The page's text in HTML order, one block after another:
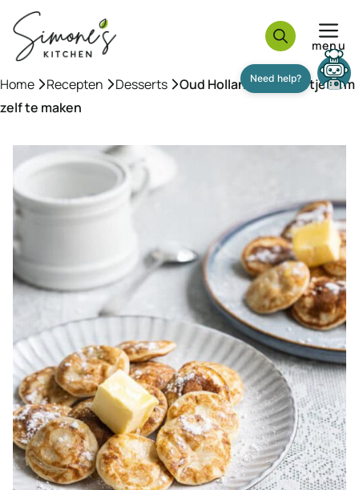
naar
inhoud
menu
Home »Recepten »Desserts »Oud Hollandse poffertjes om
zelf te maken
Need help?